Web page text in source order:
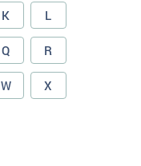
K L
Q R
W X